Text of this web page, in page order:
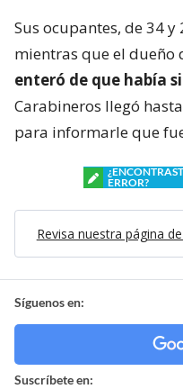
Sus ocupantes, de 34
mientras que el dueño
enteró de que había
Carabineros llegó
para informarle que
ERROR?
Revisa nuestra página
Síguenos en:
Suscríbete en: